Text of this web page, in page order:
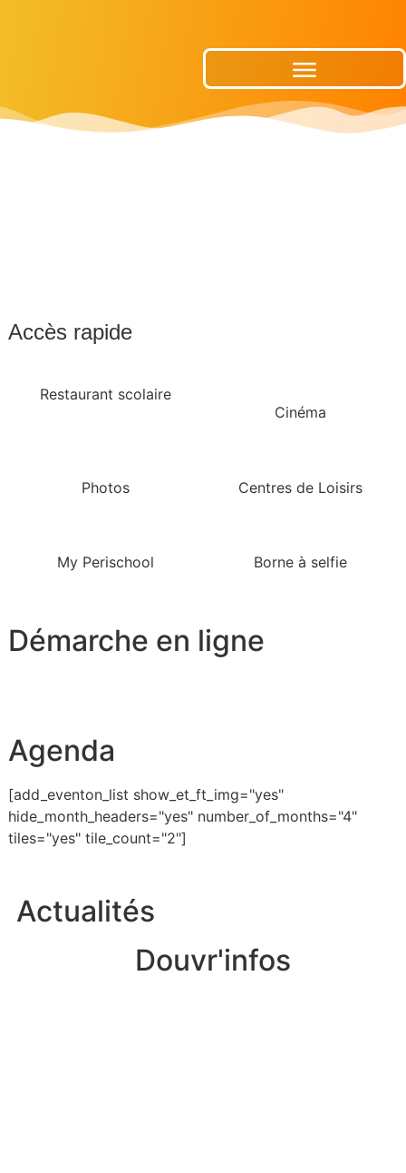
Accès rapide
Restaurant scolaire
Cinéma
Photos Centres de Loisirs
My Perischool Borne à selfie
Démarche en ligne
Agenda
[add_eventon_list show_et_ft_img="yes"
hide_month_headers="yes" number_of_months="4"
tiles="yes" tile_count="2"]
Actualités
Douvr'infos